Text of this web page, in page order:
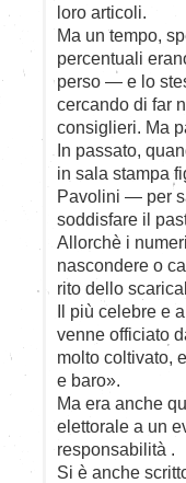
loro articoli.
Ma un tempo,
percentuali
perso — e lo
cercando di far
consiglieri. Ma
In passato,
in sala stampa
Pavolini — per
soddisfare il
Allorchè i
nascondere o
rito dello
Il più celebre e
venne officiato
molto coltivato,
e baro».
Ma era anche
elettorale a un
responsabilità .
Si è anche